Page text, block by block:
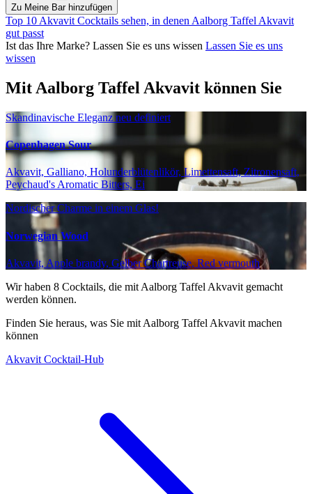
Zu Meine Bar hinzufügen
Top 10 Akvavit Cocktails sehen, in denen Aalborg Taffel Akvavit
gut passt
Ist das Ihre Marke? Lassen Sie es uns wissen Lassen Sie es uns
wissen
Mit Aalborg Taffel Akvavit können Sie
Skandinavische Eleganz neu definiert
Copenhagen Sour
Akvavit, Galliano, Holunderblütenlikör, Limettensaft, Zitronensaft,
Peychaud's Aromatic Bitters, Ei
Nordischer Charme in einem Glas!
Norwegian Wood
Akvavit, Apple brandy, Gelber Chartreuse, Red vermouth
Wir haben 8 Cocktails, die mit Aalborg Taffel Akvavit gemacht
werden können.
Finden Sie heraus, was Sie mit Aalborg Taffel Akvavit machen
können
Akvavit Cocktail-Hub